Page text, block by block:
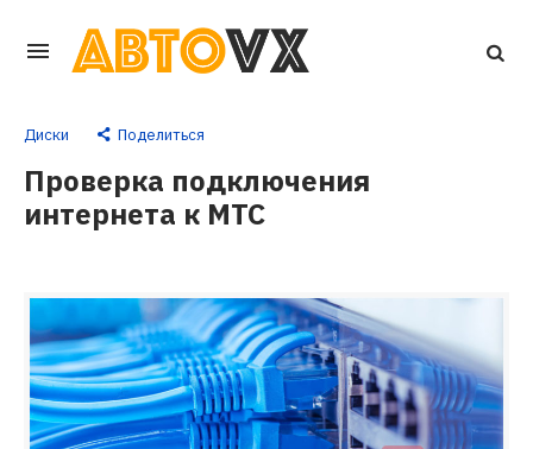
Перейти
основному
контенту
Диски Поделиться
Проверка подключения
интернета к МТС